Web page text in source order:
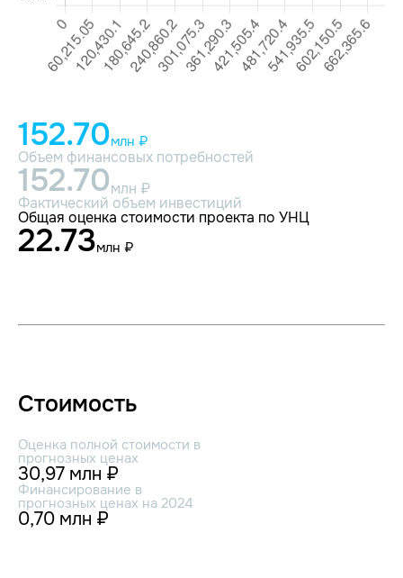
152.70млн ₽
Объем финансовых потребностей
152.70млн ₽
Фактический объем инвестиций
Общая оценка стоимости проекта по УНЦ
22.73млн ₽
Стоимость
Оценка полной стоимости в
прогнозных ценах
30,97 млн ₽
Финансирование в
прогнозных ценах на 2024
0,70 млн ₽